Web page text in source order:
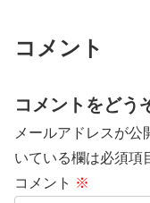
コメント
コメントをどう
メールアドレスが公
いている欄は必須項
コメント ※